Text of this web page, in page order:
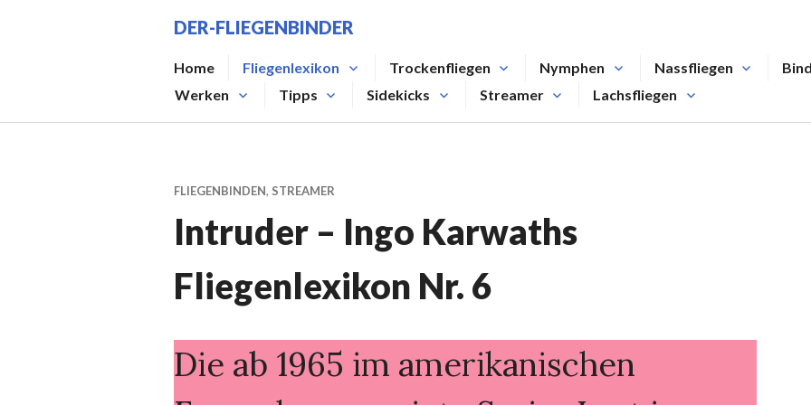
DER-FLIEGENBINDER
Home Fliegenlexikon Trockenfliegen Nymphen Nassfliegen
Werken
Tipps Sidekicks Streamer Lachsfliegen
FLIEGENBINDEN, STREAMER
Intruder – Ingo Karwaths
Fliegenlexikon Nr. 6
Die ab 1965 im amerikanischen